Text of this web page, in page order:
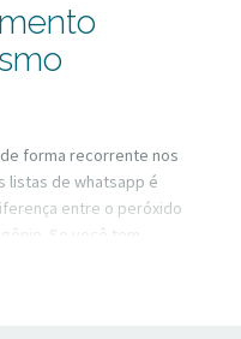
forma recorrente nos
listas de whatsapp é
entre o peróxido
Se você tem